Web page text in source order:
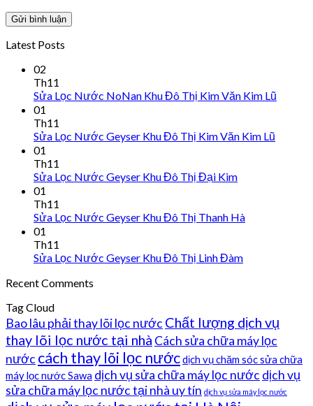
Latest Posts
02
Th11
Sửa Lọc Nước NoNan Khu Đô Thị Kim Văn Kim Lũ
01
Th11
Sửa Lọc Nước Geyser Khu Đô Thị Kim Văn Kim Lũ
01
Th11
Sửa Lọc Nước Geyser Khu Đô Thị Đại Kim
01
Th11
Sửa Lọc Nước Geyser Khu Đô Thị Thanh Hà
01
Th11
Sửa Lọc Nước Geyser Khu Đô Thị Linh Đàm
Recent Comments
Tag Cloud
Bao lâu phải thay lõi lọc nước Chất lượng dịch vụ
thay lõi lọc nước tại nhà Cách sửa chữa máy lọc
nước cách thay lõi lọc nướcdịch vụ chăm sóc sửa chữa
máy lọc nước Sawa dịch vụ sửa chữa máy lọc nước dịch vụ
sửa chữa máy lọc nước tại nhà uy tín dịch vụ sửa máy lọc nước